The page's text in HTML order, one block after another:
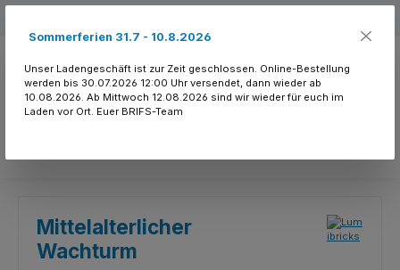
Mittelalterlicher
Wachturm
Sommerferien 31.7 - 10.8.2026
Unser Ladengeschäft ist zur Zeit geschlossen. Online-Bestellung
werden bis 30.07.2026 12:00 Uhr versendet, dann wieder ab
10.08.2026. Ab Mittwoch 12.08.2026 sind wir wieder für euch im
Laden vor Ort. Euer BRIFS-Team